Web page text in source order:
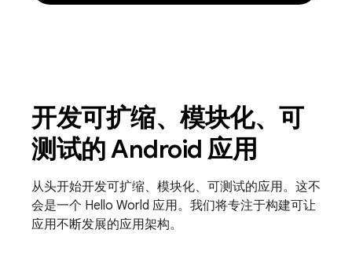
开发可扩缩、模块化、可
测试的 Android 应用
从头开始开发可扩缩、模块化、可测试的应用。这不
会是一个 Hello World 应用。我们将专注于构建可让
应用不断发展的应用架构。